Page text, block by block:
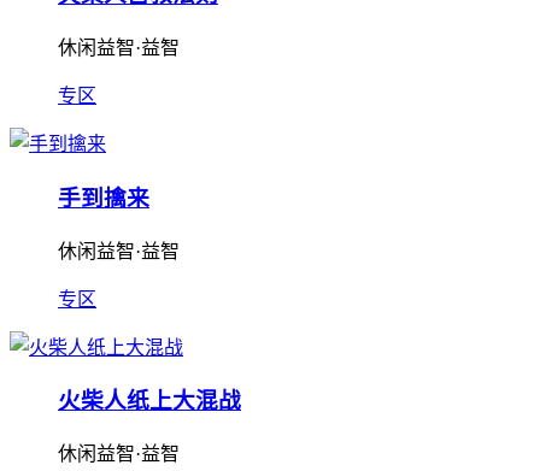
休闲益智·益智
专区
手到擒来
休闲益智·益智
专区
火柴人纸上大混战
休闲益智·益智